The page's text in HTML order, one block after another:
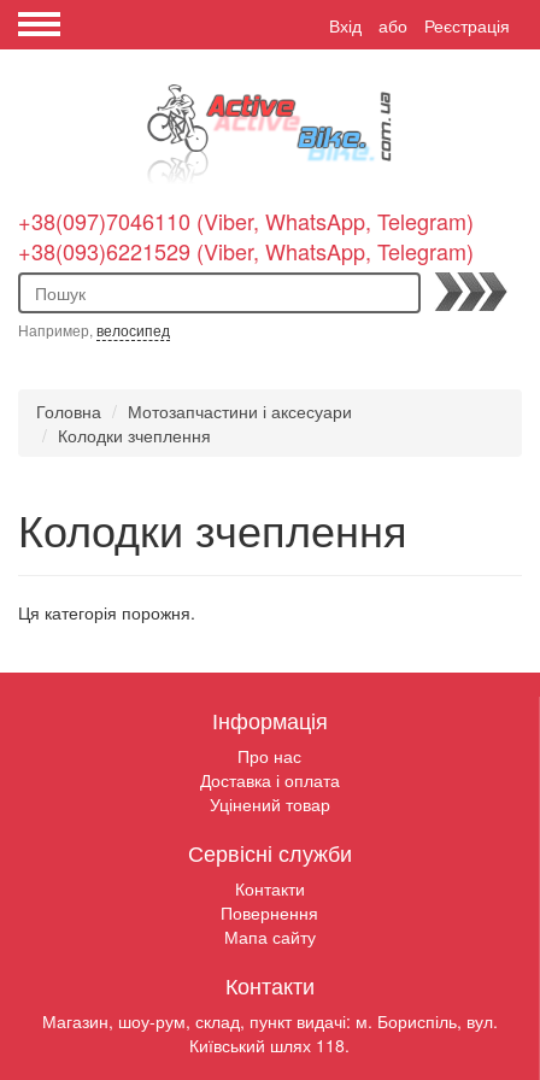
Вхід або Реєстрація
+38(097)7046110 (Viber, WhatsApp, Telegram)
+38(093)6221529 (Viber, WhatsApp, Telegram)
Пошук
Например, велосипед
Головна
Мотозапчастини і аксесуари
Колодки зчеплення
Колодки зчеплення
Ця категорія порожня.
Інформація
Про нас
Доставка і оплата
Уцінений товар
Сервісні служби
Контакти
Повернення
Мапа сайту
Контакти
Магазин, шоу-рум, склад, пункт видачі: м. Бориспіль, вул.
Київський шлях 118.